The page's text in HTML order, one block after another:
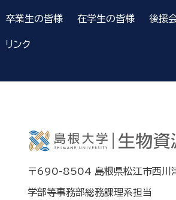
卒業生の皆様 在学生の皆様 後援
リンク
〒690-8504 島根県松江市西川
学部等事務部総務課理系担当